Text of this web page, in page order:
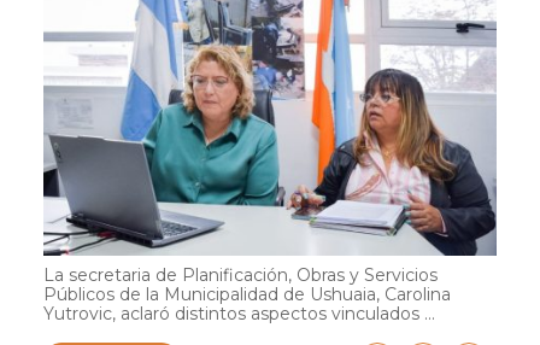
La secretaria de Planificación, Obras y Servicios
Públicos de la Municipalidad de Ushuaia, Carolina
Yutrovic, aclaró distintos aspectos vinculados ...